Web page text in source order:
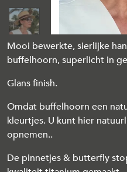
Mooi bewerkte, sierlijke
buffelhoorn, superlicht in
Glans finish.
Omdat buffelhoorn een
kleurtjes. U kunt hier
opnemen..
De pinnetjes & butterfly